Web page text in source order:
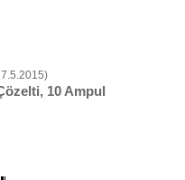
10 Ampul